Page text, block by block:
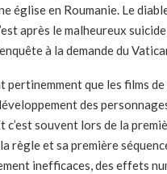
église en Roumanie. Le
après le malheureux
à la demande du
pertinemment que les films
des
c’est souvent lors de la
règle et sa première
inefficaces, des effets